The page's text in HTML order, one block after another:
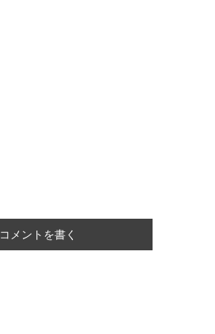
コメントを書く